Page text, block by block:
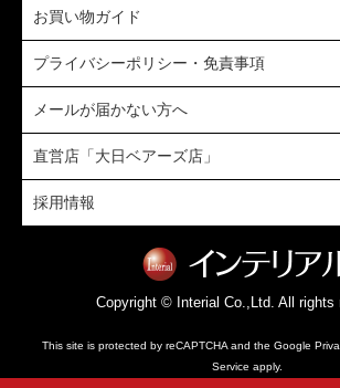
お買い物ガイド
プライバシーポリシー・免責事項
メールが届かない方へ
直営店「大日ベアーズ店」
採用情報
Copyright © Interial Co.,Ltd. All rights
This site is protected by reCAPTCHA and the Google
Service apply.